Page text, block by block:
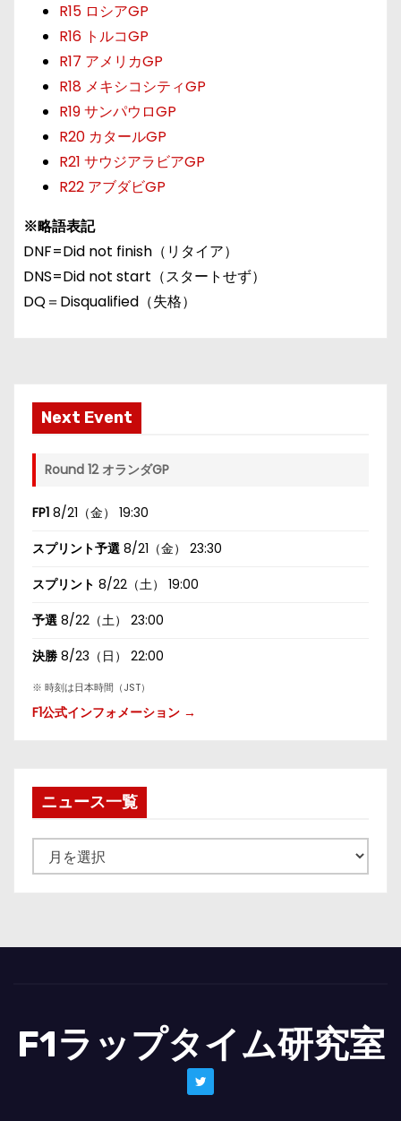
R15 ロシアGP
R16 トルコGP
R17 アメリカGP
R18 メキシコシティGP
R19 サンパウロGP
R20 カタールGP
R21 サウジアラビアGP
R22 アブダビGP
※略語表記
DNF=Did not finish（リタイア）
DNS=Did not start（スタートせず）
DQ＝Disqualified（失格）
Next Event
Round 12 オランダGP
FP1 8/21（金） 19:30
スプリント予選 8/21（金） 23:30
スプリント 8/22（土） 19:00
予選 8/22（土） 23:00
決勝 8/23（日） 22:00
※ 時刻は日本時間（JST）
F1公式インフォメーション →
ニュース一覧
ュ
一
F1ラップタイム研究室